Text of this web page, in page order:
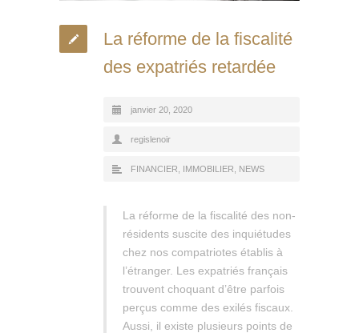
La réforme de la fiscalité
des expatriés retardée
janvier 20, 2020
regislenoir
FINANCIER IMMOBILIER NEWS
La réforme de la fiscalité des non-
résidents suscite des inquiétudes
chez nos compatriotes établis à
l’étranger. Les expatriés français
trouvent choquant d’être parfois
perçus comme des exilés fiscaux.
Aussi, il existe plusieurs points de